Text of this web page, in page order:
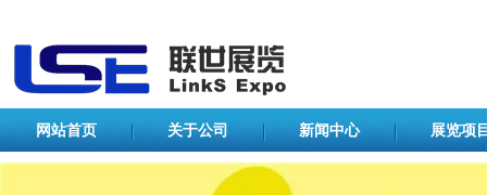
网站首页 关于公司 新闻中心 展览项